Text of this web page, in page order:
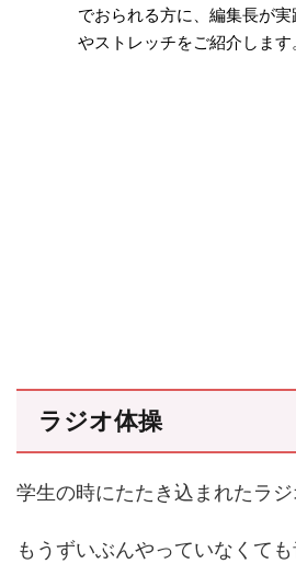
でおられる方に、編集長が
やストレッチをご紹介します
ラジオ体操
学生の時にたたき込まれたラジ
もうずいぶんやっていなくて